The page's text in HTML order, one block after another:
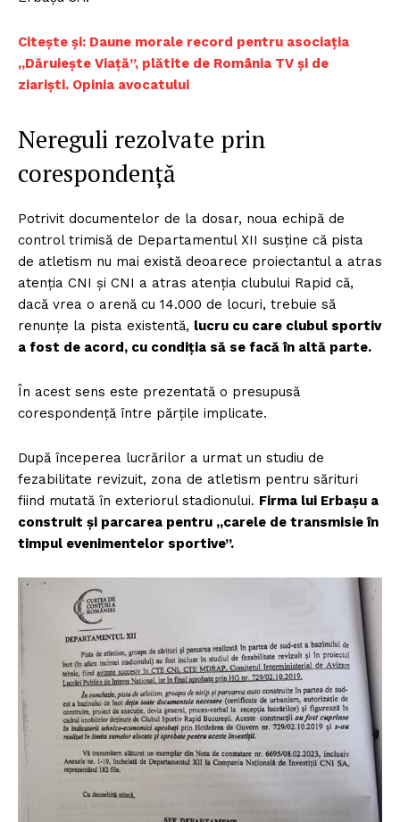
Citește și: Daune morale record pentru asociația
„Dăruiește Viață”, plătite de România TV și de
ziariști. Opinia avocatului
Nereguli rezolvate prin
corespondență
Potrivit documentelor de la dosar, noua echipă de
control trimisă de Departamentul XII susține că pista
de atletism nu mai există deoarece proiectantul a atras
atenția CNI și CNI a atras atenția clubului Rapid că,
dacă vrea o arenă cu 14.000 de locuri, trebuie să
renunțe la pista existentă, lucru cu care clubul sportiv
a fost de acord, cu condiția să se facă în altă parte.
În acest sens este prezentată o presupusă
corespondență între părțile implicate.
După începerea lucrărilor a urmat un studiu de
fezabilitate revizuit, zona de atletism pentru sărituri
fiind mutată în exteriorul stadionului. Firma lui Erbașu a
construit și parcarea pentru „carele de transmisie în
timpul evenimentelor sportive”.